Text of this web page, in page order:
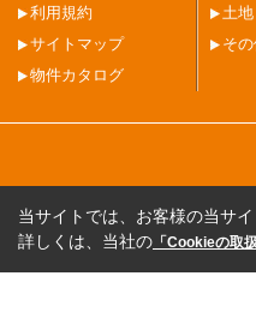
利用規約
サイトマップ
物件カタログ
土地
そ
当サイトでは、お客様の当サ
詳しくは、当社の 「Cookieの取